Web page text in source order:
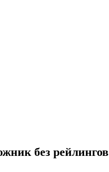
без рейлингов